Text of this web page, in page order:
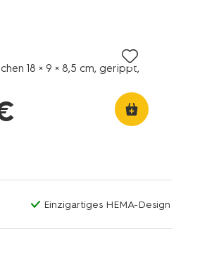
18 × 9 × 8,5 cm, gerippt,
Einzigartiges HEMA-Design